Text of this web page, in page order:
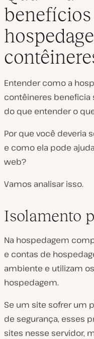
benefícios
Entender como a
contêineres beneficia
do que entender o
Por que você deveria
e como ela pode
web?
Vamos analisar isso.
Isolamento
Na hospedagem
e contas de
ambiente e utilizam
hospedagem.
Se um site sofrer um
de segurança, esses
sites nesse servidor,